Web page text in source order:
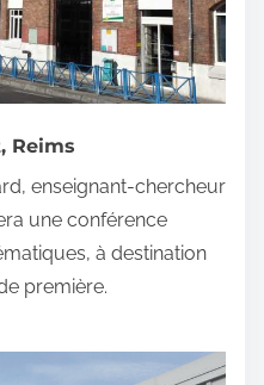
Reims
enseignant-chercheur
une conférence
à destination
première.